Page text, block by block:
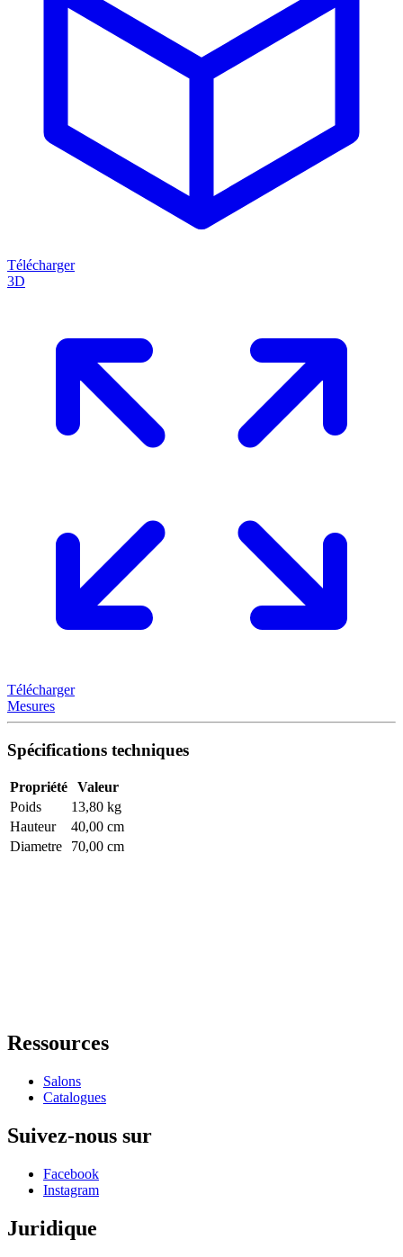
Télécharger
3D
Télécharger
Mesures
Spécifications techniques
Propriété
Valeur
Poids
13,80 kg
Hauteur
40,00 cm
Diametre
70,00 cm
Ressources
Salons
Catalogues
Suivez-nous sur
Facebook
Instagram
Juridique